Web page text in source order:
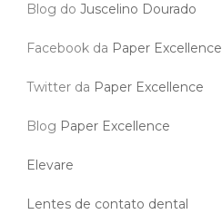
Blog do Juscelino Dourado
Facebook da Paper Excellence
Twitter da Paper Excellence
Blog Paper Excellence
Elevare
Lentes de contato dental